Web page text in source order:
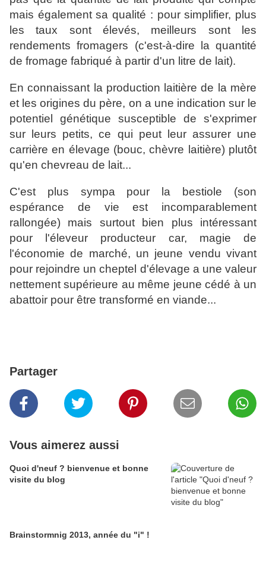
mais également sa qualité : pour simplifier, plus
les taux sont élevés, meilleurs sont les
rendements fromagers (c'est-à-dire la quantité
de fromage fabriqué à partir d'un litre de lait).
En connaissant la production laitière de la mère
et les origines du père, on a une indication sur le
potentiel génétique susceptible de s'exprimer
sur leurs petits, ce qui peut leur assurer une
carrière en élevage (bouc, chèvre laitière) plutôt
qu'en chevreau de lait...
C'est plus sympa pour la bestiole (son
espérance de vie est incomparablement
rallongée) mais surtout bien plus intéressant
pour l'éleveur producteur car, magie de
l'économie de marché, un jeune vendu vivant
pour rejoindre un cheptel d'élevage a une valeur
nettement supérieure au même jeune cédé à un
abattoir pour être transformé en viande...
Partager
Vous aimerez aussi
Quoi d'neuf ? bienvenue et bonne
visite du blog
Brainstormnig 2013, année du "i" !